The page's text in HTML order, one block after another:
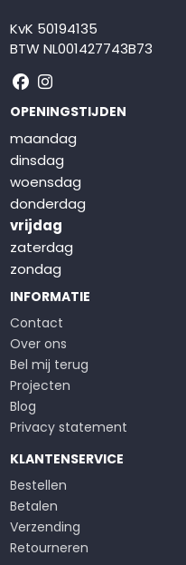
KvK 50194135
BTW NL001427743B73
Volg ons op Facebook
Volg ons op Instagram
OPENINGSTIJDEN
maandag
dinsdag
woensdag
donderdag
vrijdag
zaterdag
zondag
INFORMATIE
Contact
Over ons
Bel mij terug
Projecten
Blog
Privacy statement
KLANTENSERVICE
Bestellen
Betalen
Verzending
Retourneren